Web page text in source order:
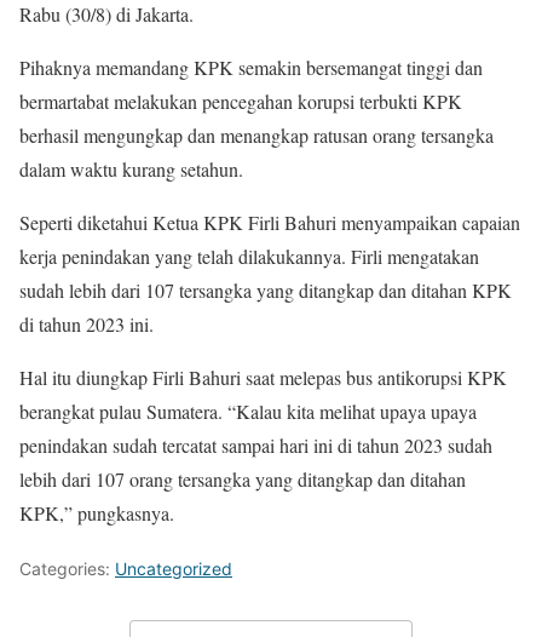
Rabu (30/8) di Jakarta.
Pihaknya memandang KPK semakin bersemangat tinggi dan
bermartabat melakukan pencegahan korupsi terbukti KPK
berhasil mengungkap dan menangkap ratusan orang tersangka
dalam waktu kurang setahun.
Seperti diketahui Ketua KPK Firli Bahuri menyampaikan capaian
kerja penindakan yang telah dilakukannya. Firli mengatakan
sudah lebih dari 107 tersangka yang ditangkap dan ditahan KPK
di tahun 2023 ini.
Hal itu diungkap Firli Bahuri saat melepas bus antikorupsi KPK
berangkat pulau Sumatera. “Kalau kita melihat upaya upaya
penindakan sudah tercatat sampai hari ini di tahun 2023 sudah
lebih dari 107 orang tersangka yang ditangkap dan ditahan
KPK,” pungkasnya.
Categories: Uncategorized